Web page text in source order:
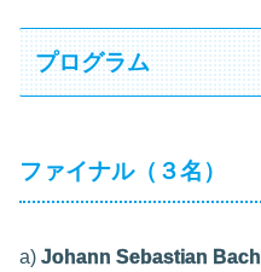
プログラム
ファイナル（３名）
a) Johann Sebastian Bach